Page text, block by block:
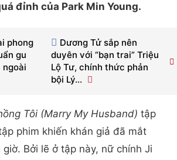
đỉnh của Park Min Young.
Dương Tử sắp nên
duyên với “bạn trai” Triệu
Lộ Tư, chính thức phản
bội Lý...
phong
gu
ngoài
Tôi (Marry My Husband) tập
phim khiến khán giả đã mắt
Bởi lẽ ở tập này, nữ chính Ji